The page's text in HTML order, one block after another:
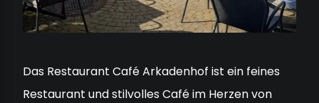
Das Restaurant Café Arkadenhof ist ein feines
Restaurant und stilvolles Café im Herzen von